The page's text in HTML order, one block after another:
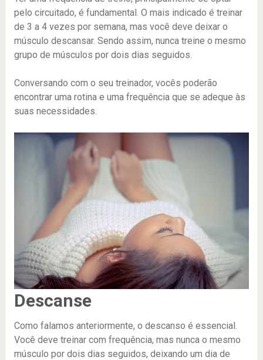
pelo circuitado, é fundamental. O mais indicado é treinar
de 3 a 4 vezes por semana, mas você deve deixar o
músculo descansar. Sendo assim, nunca treine o mesmo
grupo de músculos por dois dias seguidos.
Conversando com o seu treinador, vocês poderão
encontrar uma rotina e uma frequência que se adeque às
suas necessidades.
Descanse
Como falamos anteriormente, o descanso é essencial.
Você deve treinar com frequência, mas nunca o mesmo
músculo por dois dias seguidos, deixando um dia de